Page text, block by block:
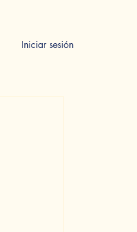
Iniciar sesión